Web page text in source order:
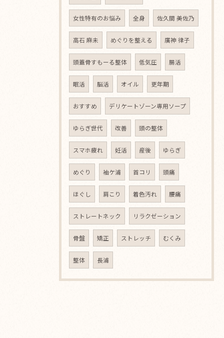
女性特有のお悩み 全身 佐久間 美佐乃
高石 麻未 めぐりを整える 廣神 律子
頭蓋骨すもーる整体 低気圧 腸活
眠活 脳活 オイル 更年期
おすすめ デリケートゾーン専用ソープ
ゆらぎ世代 改善 頭の整体
スマホ疲れ 妊活 産後 ゆらぎ
めぐり 袖ケ浦 首コリ 頭痛
ほぐし 肩こり 着色汚れ 腰痛
ストレートネック リラクゼーション
骨盤 矯正 ストレッチ むくみ
整体 長浦